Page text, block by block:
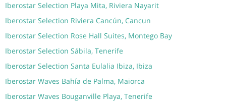
Iberostar Selection Playa Mita, Riviera Nayarit
Iberostar Selection Riviera Cancún, Cancun
Iberostar Selection Rose Hall Suites, Montego Bay
Iberostar Selection Sábila, Tenerife
Iberostar Selection Santa Eulalia Ibiza, Ibiza
Iberostar Waves Bahía de Palma, Maiorca
Iberostar Waves Bouganville Playa, Tenerife